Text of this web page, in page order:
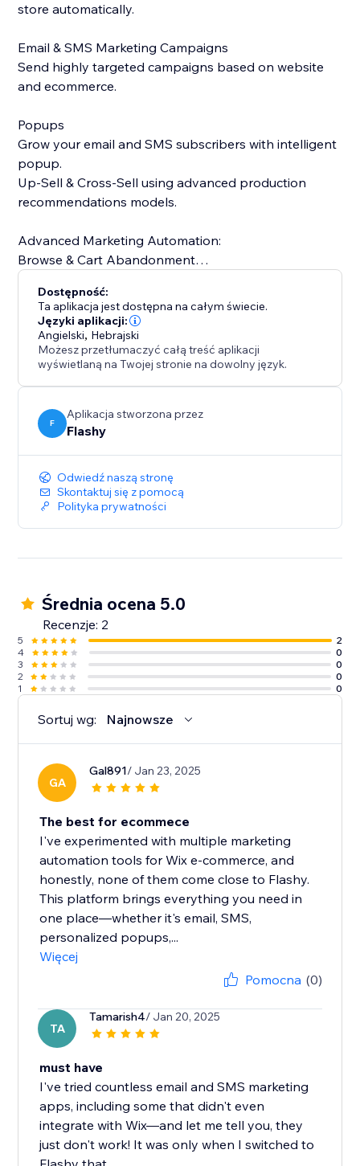
store automatically.
Email & SMS Marketing Campaigns
Send highly targeted campaigns based on website
and ecommerce.
Popups
Grow your email and SMS subscribers with intelligent
popup.
Up-Sell & Cross-Sell using advanced production
recommendations models.
Advanced Marketing Automation:
Browse & Cart Abandonment
Post Purchase and many more...
Dostępność:
Ta aplikacja jest dostępna na całym świecie.
Języki aplikacji:
Angielski, Hebrajski
Możesz przetłumaczyć całą treść aplikacji
wyświetlaną na Twojej stronie na dowolny język.
F
Aplikacja stworzona przez
Flashy
Odwiedź naszą stronę
Skontaktuj się z pomocą
Polityka prywatności
Średnia ocena 5.0
Recenzje: 2
5
2
4
0
3
0
2
0
1
0
Sortuj wg: Najnowsze
GA
Gal891/ Jan 23, 2025
The best for ecommece
I've experimented with multiple marketing
automation tools for Wix e-commerce, and
honestly, none of them come close to Flashy.
This platform brings everything you need in
one place—whether it's email, SMS,
personalized popups,...
Więcej
Pomocna (0)
TA
Tamarish4/ Jan 20, 2025
must have
I've tried countless email and SMS marketing
apps, including some that didn't even
integrate with Wix—and let me tell you, they
just don't work! It was only when I switched to